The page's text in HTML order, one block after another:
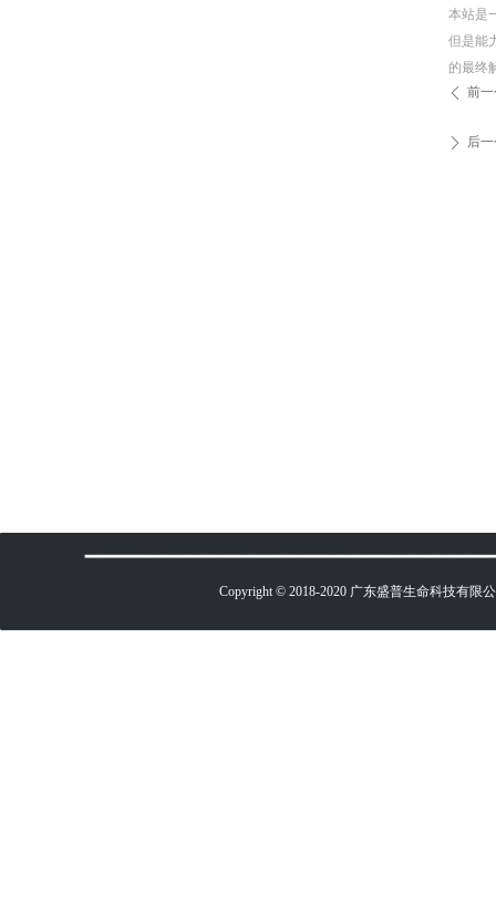
本站是
但是能
的最终
ꄴ 前
ꄲ 后
Copyright © 2018-2020 广东盛普生命科技有限